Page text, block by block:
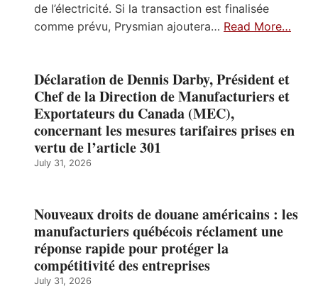
de l’électricité. Si la transaction est finalisée
comme prévu, Prysmian ajoutera… Read More…
Déclaration de Dennis Darby, Président et
Chef de la Direction de Manufacturiers et
Exportateurs du Canada (MEC),
concernant les mesures tarifaires prises en
vertu de l’article 301
July 31, 2026
Nouveaux droits de douane américains : les
manufacturiers québécois réclament une
réponse rapide pour protéger la
compétitivité des entreprises
July 31, 2026